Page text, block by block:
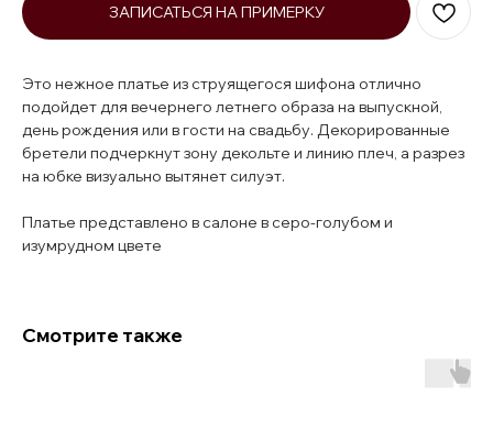
ЗАПИСАТЬСЯ НА ПРИМЕРКУ
Это нежное платье из струящегося шифона отлично
подойдет для вечернего летнего образа на выпускной,
день рождения или в гости на свадьбу. Декорированные
бретели подчеркнут зону декольте и линию плеч, а разрез
на юбке визуально вытянет силуэт.
Платье представлено в салоне в серо-голубом и
изумрудном цвете
Смотрите также